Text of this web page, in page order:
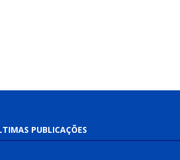
PUBLICAÇÕES